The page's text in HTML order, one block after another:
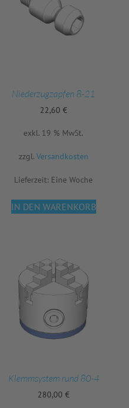
Niederzugzapfen 8-21
22,60 €
exkl. 19 % MwSt.
zzgl. Versandkosten
Lieferzeit: Eine Woche
IN DEN WARENKORB
Klemmsystem rund 80-4
280,00 €